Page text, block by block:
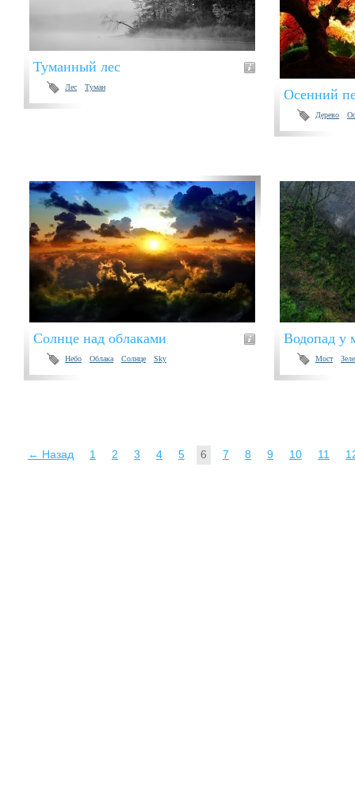
Туманный лес
Лес Туман Осенний
Дерево
Солнце над облаками
Небо Облака Солнце Sky
Водопад у
Мост
← Назад 1 2 3 4 5 6 7 8 9 10 11